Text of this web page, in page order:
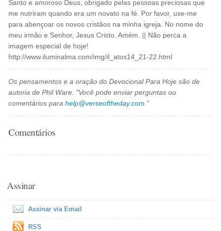
Santo e amoroso Deus, obrigado pelas pessoas preciosas que
me nutriram quando era um novato na fé. Por favor, use-me
para abençoar os novos cristãos na minha igreja. No nome do
meu irmão e Senhor, Jesus Cristo. Amém. || Não perca a
imagem especial de hoje!
http://www.iluminalma.com/img/il_atos14_21-22.html
Os pensamentos e a oração do Devocional Para Hoje são de
autoria de Phil Ware. "Você pode enviar perguntas ou
comentários parahelp@verseoftheday.com ."
Comentários
Assinar
Assinar via Email
RSS